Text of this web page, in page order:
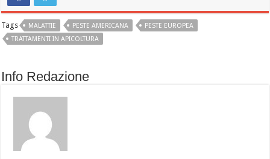
Tags MALATTIE PESTE AMERICANA
PESTE EUROPEA
TRATTAMENTI IN APICOLTURA
Info Redazione